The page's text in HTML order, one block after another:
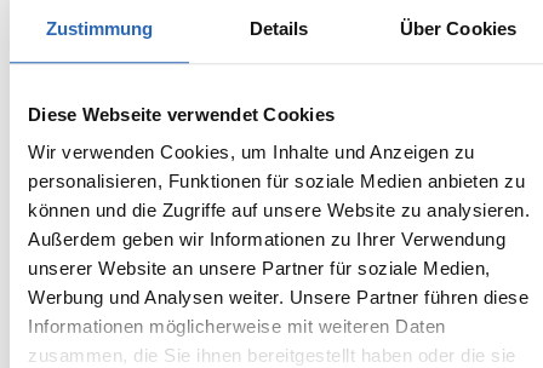
Zustimmung Details Über Cookies
Diese Webseite verwendet Cookies
Wir verwenden Cookies, um Inhalte und Anzeigen zu
personalisieren, Funktionen für soziale Medien anbieten zu
können und die Zugriffe auf unsere Website zu analysieren.
Außerdem geben wir Informationen zu Ihrer Verwendung
unserer Website an unsere Partner für soziale Medien,
Werbung und Analysen weiter. Unsere Partner führen diese
Informationen möglicherweise mit weiteren Daten
zusammen, die Sie ihnen bereitgestellt haben oder die sie
Benzin 1km
Euro 6
5 Sitze
7 Gänge
1495kg
4 Türen
3 Zylinder
Kraftstoffverbrauch kombiniert:
6 l/100km (WLTP)
CO2-Emissionen kombiniert:
135 g/km (WLTP)